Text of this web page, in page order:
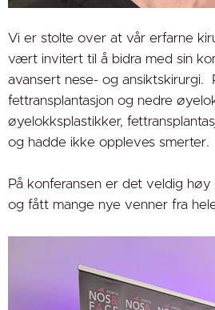
Vi er stolte over at vår erfarne
vært invitert til å bidra med sin
avansert nese- og ansiktskirurgi.
fettransplantasjon og nedre
øyelokksplastikker,
og hadde ikke oppleves smerter.
På konferansen er det veldig
og fått mange nye venner fra